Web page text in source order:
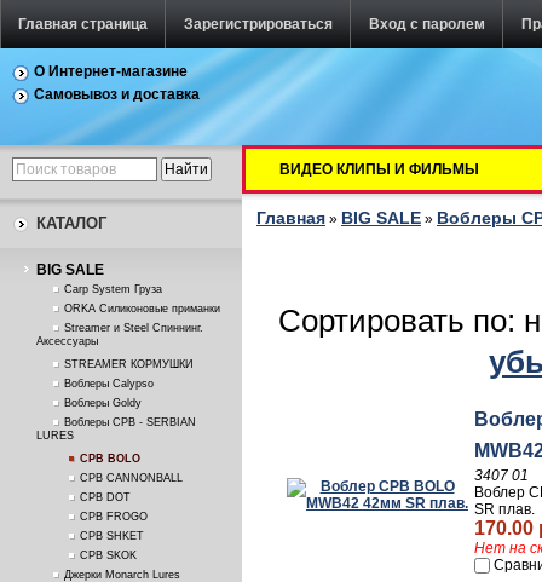
Главная страница Зарегистрироваться Вход с паролем
О Интернет-магазине
Самовывоз и доставка
КАТАЛОГ
BIG SALE
Carp System Груза
ORKA Силиконовые приманки
Streamer и Steel Спиннинг.
Аксессуары
STREAMER КОРМУШКИ
Воблеры Calypso
Воблеры Goldy
Воблеры СРВ - SERBIAN
LURES
CPB BOLO
CPB CANNONBALL
CPB DOT
CPB FROGO
CPB SHKET
CPB SKOK
Джерки Monarch Lures
ВИДЕО КЛИПЫ И ФИЛЬМЫ
Главная » BIG SALE » Воблеры
Сортировать по:
3407 01
Воблер
SR плав.
170.00
Нет на